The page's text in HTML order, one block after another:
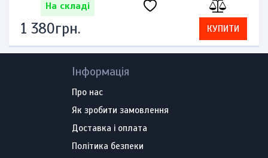
На складі
1 380грн. КУПИТИ
Інформація
Про нас
Як зробити замовлення
Доставка і оплата
Політика безпеки